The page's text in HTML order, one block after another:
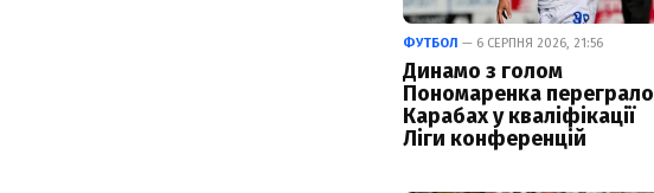
ФУТБОЛ — 6 СЕРПНЯ 2026, 21:56
Динамо з голом
Пономаренка переграло
Карабах у кваліфікації
Ліги конференцій